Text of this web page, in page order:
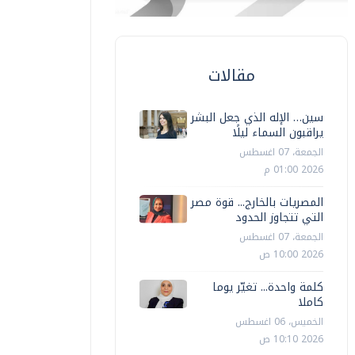
مقالات
سين… الإله الذي جعل البشر
يراقبون السماء ليلًا
الجمعة، 07 اغسطس
2026 01:00 م
المصريات بالخارج... قوة مصر
التي تتجاوز الحدود
الجمعة، 07 اغسطس
2026 10:00 ص
كلمة واحدة... تغيّر يوما
كاملا
الخميس، 06 اغسطس
2026 10:10 ص